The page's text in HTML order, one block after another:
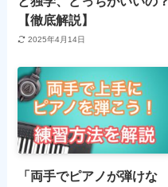
【徹底解説】
2025年4月14日
「両手でピアノが弾けな